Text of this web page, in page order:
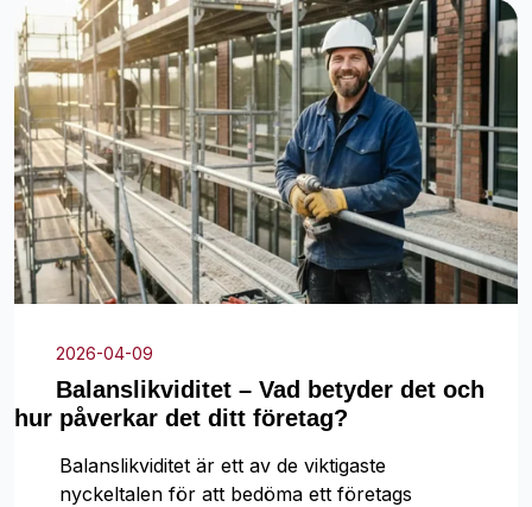
2026-04-09
Balanslikviditet – Vad betyder det och
hur påverkar det ditt företag?
Balanslikviditet är ett av de viktigaste
nyckeltalen för att bedöma ett företags